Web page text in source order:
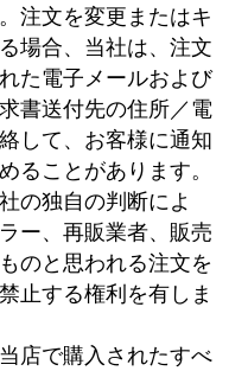
注文を変更またはキ
場合、当社は、注文
た電子メールおよび
書送付先の住所／電
して、お客様に通知
ることがあります。
の独自の判断によ
ー、再販業者、販売
のと思われる注文を
止する権利を有しま
店で購入されたすべ